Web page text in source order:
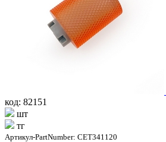
код: 82151
шт
тг
Артикул-PartNumber: CET341120